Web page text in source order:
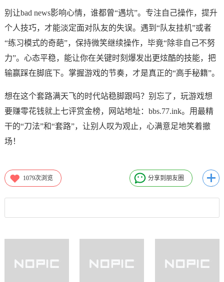
别让bad news影响心情，谁都曾“遇坑”。专注自己操作，提升
个人技巧，才能淡定面对队友的失误。遇到“队友挂机”或者
“练习模式的奇葩”，保持微笑继续操作，毕竟“除非自己不努
力”。心态平稳，能让你在关键时刻爆发出更炫酷的技能，把
输赢踩在脚底下。掌握游戏的节奏，才是真正的“高手秘籍”。
想在这个套路满天飞的时代站稳脚跟吗？别忘了，玩游戏想
要赚零花钱就上七评赏金榜，网站地址：bbs.77.ink。用最精
干的“刀法”和“套路”，让别人叹为观止，心满意足地笑着撤
场！
1079次浏览 分享到朋友圈